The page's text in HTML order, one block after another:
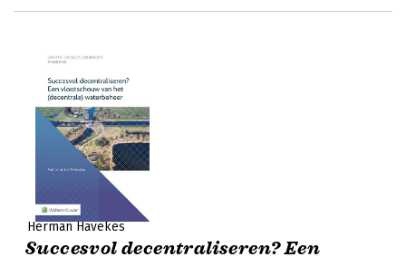
Herman Havekes
Succesvol decentraliseren? Een